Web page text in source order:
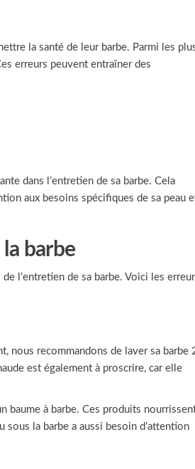
la santé de leur barbe. Parmi les
erreurs peuvent entraîner des
dans l’entretien de sa barbe. Cela
aux besoins spécifiques de sa peau
barbe
l’entretien de sa barbe. Voici les
nous recommandons de laver sa barbe
est également à proscrire, car elle
baume à barbe. Ces produits
la barbe a aussi besoin d’attention